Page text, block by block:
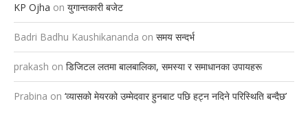
KP Ojha on युगान्तकारी बजेट
Badri Badhu Kaushikananda on समय सन्दर्भ
prakash on डिजिटल लतमा बालबालिका, समस्या र समाधानका उपायहरू
Prabina on ‘व्यासको मेयरको उम्मेदवार हुनबाट पछि हट्न नदिने परिस्थिति बन्दैछ’